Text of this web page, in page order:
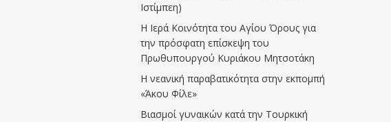
Ιστίμπεη)
Η Ιερά Κοινότητα του Αγίου Όρους για
την πρόσφατη επίσκεψη του
Πρωθυπουργού Κυριάκου Μητσοτάκη
Η νεανική παραβατικότητα στην εκπομπή
«Άκου Φίλε»
Βιασμοί γυναικών κατά την Τουρκική